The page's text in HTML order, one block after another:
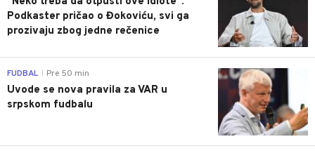
Podkaster pričao o Đokoviću, svi ga
prozivaju zbog jedne rečenice
FUDBAL Pre 50 min
Uvode se nova pravila za VAR u
srpskom fudbalu